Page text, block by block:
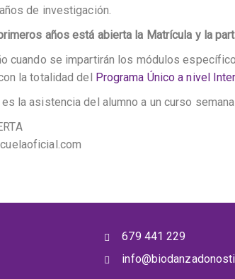
de investigación.
años está abierta la Matrícula y la
cuando se impartirán los módulos
la totalidad del Programa Único a nivel
la asistencia del alumno a un curso
679 441 229